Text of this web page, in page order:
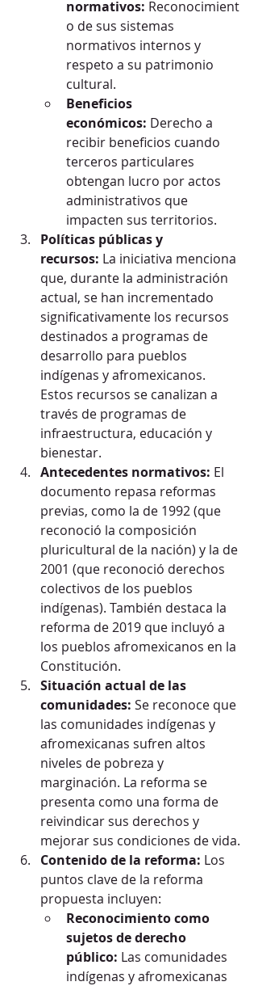
normativos: Reconocimient
o de sus sistemas
normativos internos y
respeto a su patrimonio
cultural.
Beneficios
económicos: Derecho a
recibir beneficios cuando
terceros particulares
obtengan lucro por actos
administrativos que
impacten sus territorios.
Políticas públicas y
recursos: La iniciativa menciona
que, durante la administración
actual, se han incrementado
significativamente los recursos
destinados a programas de
desarrollo para pueblos
indígenas y afromexicanos.
Estos recursos se canalizan a
través de programas de
infraestructura, educación y
bienestar.
Antecedentes normativos: El
documento repasa reformas
previas, como la de 1992 (que
reconoció la composición
pluricultural de la nación) y la de
2001 (que reconoció derechos
colectivos de los pueblos
indígenas). También destaca la
reforma de 2019 que incluyó a
los pueblos afromexicanos en la
Constitución.
Situación actual de las
comunidades: Se reconoce que
las comunidades indígenas y
afromexicanas sufren altos
niveles de pobreza y
marginación. La reforma se
presenta como una forma de
reivindicar sus derechos y
mejorar sus condiciones de vida.
Contenido de la reforma: Los
puntos clave de la reforma
propuesta incluyen:
Reconocimiento como
sujetos de derecho
público: Las comunidades
indígenas y afromexicanas